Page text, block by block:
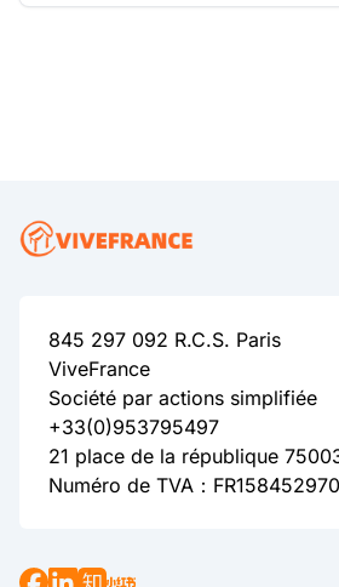
845 297 092 R.C.S. Paris
ViveFrance
Société par actions simplifiée
+33(0)953795497
21 place de la république
Numéro de TVA：